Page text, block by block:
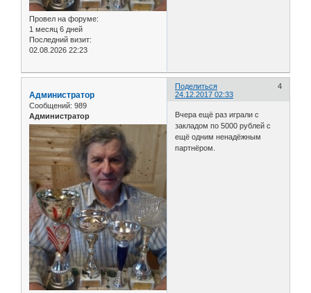
Провел на форуме:
1 месяц 6 дней
Последний визит:
02.08.2026 22:23
Поделиться
4
24.12.2017 02:33
Администратор
Сообщений: 989
Администратор
Вчера ещё раз играли с
закладом по 5000 рублей с
ещё одним ненадёжным
партнёром.